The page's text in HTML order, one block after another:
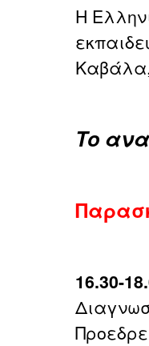
Η
Καβάλα,
Το
16.30-